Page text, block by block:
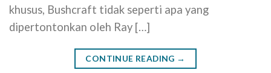
khusus, Bushcraft tidak seperti apa yang
dipertontonkan oleh Ray […]
CONTINUE READING →